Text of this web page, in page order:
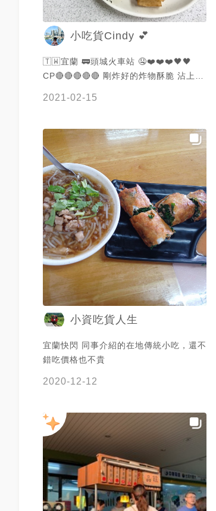
小吃貨Cindy 💕
🇹🇼宜蘭 🚃頭城火車站 🤤❤️❤️❤️🖤🖤
CP🔴🔴🔴🔴🔴 剛炸好的炸物酥脆 沾上特
2021-02-15
小資吃貨人生
宜蘭快閃 同事介紹的在地傳統小吃，還不
錯吃價格也不貴
2020-12-12